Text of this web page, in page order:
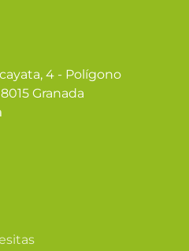
4 - Polígono
Granada